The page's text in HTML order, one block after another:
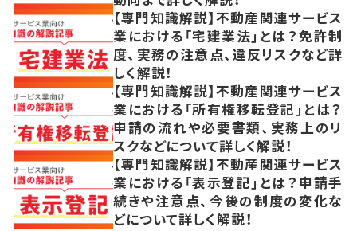
【専門知識解説】不動産関連サービス
業における「宅建業法」とは？免許制
度、実務の注意点、違反リスクなど詳
しく解説！
【専門知識解説】不動産関連サービス
業における「所有権移転登記」とは？
申請の流れや必要書類、実務上のリ
スクなどについて詳しく解説！
【専門知識解説】不動産関連サービス
業における「表示登記」とは？申請手
続きや注意点、今後の制度の変化な
どについて詳しく解説！